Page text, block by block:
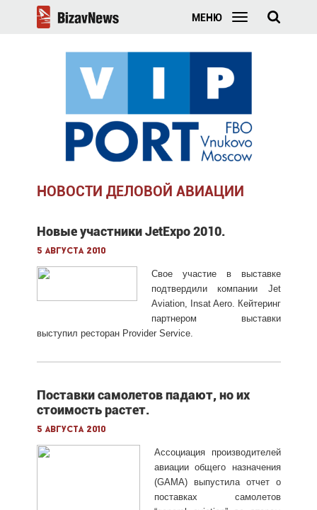
МЕНЮ
НОВОСТИ ДЕЛОВОЙ АВИАЦИИ
Новые участники JetExpo 2010.
5 августа 2010
Свое участие в выставке
подтвердили компании Jet
Aviation, Insat Aero. Кейтеринг
партнером выставки
выступил ресторан Provider Service.
Поставки самолетов падают, но их
стоимость растет.
5 августа 2010
Ассоциация производителей
авиации общего назначения
(GAMA) выпустила отчет о
поставках самолетов